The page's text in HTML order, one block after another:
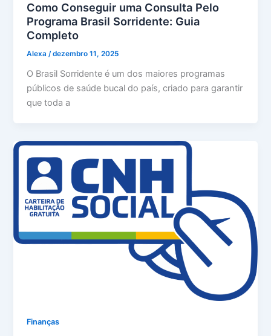
Como Conseguir uma Consulta Pelo
Programa Brasil Sorridente: Guia
Completo
Alexa/dezembro 11, 2025
O Brasil Sorridente é um dos maiores programas
públicos de saúde bucal do país, criado para garantir
que toda a
Finanças